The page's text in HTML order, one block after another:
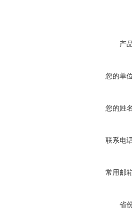
产
您的单
您的姓
联系电
常用邮
省